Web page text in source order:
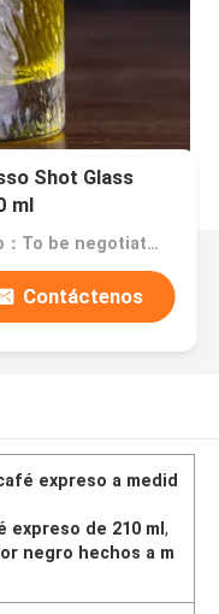
Shot Glass
ml
Precio：To be negotiated
Contáctenos
expreso a medid
expreso de 210 ml,
negro hechos a m